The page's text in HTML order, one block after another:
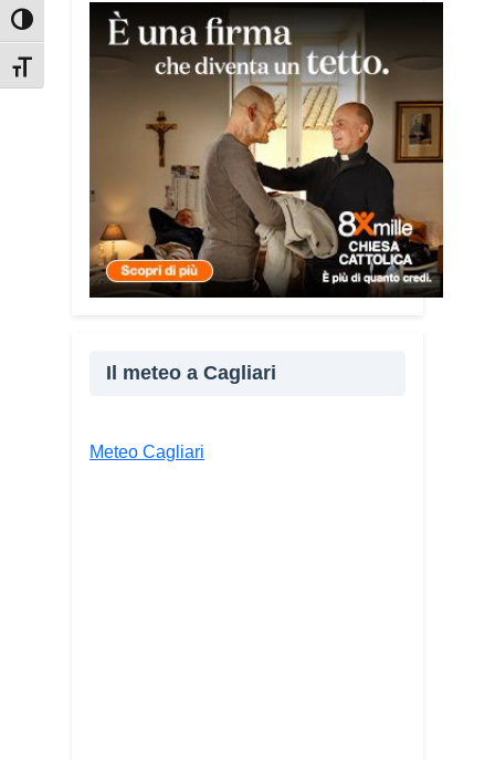
Attiva/disattiva alto contrasto
Attiva/disattiva dimensione testo
Tra le testimonianze quella di Thea,
giovane libanese del Consiglio dei
Giovani del Mediterraneo della CEI: «Il
campo è molto più di un’esperienza di
volontariato: è un’opportunità per
costruire relazioni attraverso il servizio,
linguaggio universale capace di unire
persone diverse».
Il meteo a Cagliari
Meteo Cagliari